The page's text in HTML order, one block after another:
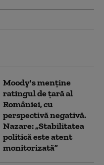
Moody's menține
ratingul de țară al
României, cu
perspectivă negativă.
Nazare: „Stabilitatea
politică este atent
monitorizată”